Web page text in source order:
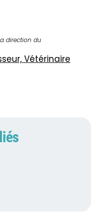
direction du
Vétérinaire